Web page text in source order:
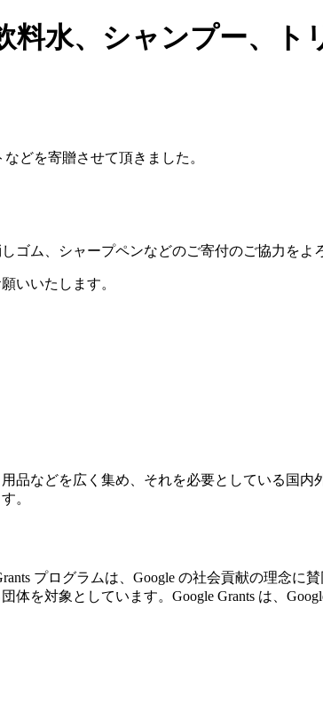
料水、シャンプー、ト
どを寄贈させて頂きました。
ム、シャープペンなどのご寄付のご協力をよ
いいたします。
品などを広く集め、それを必要としている国
。
プログラムは、Google の社会貢献の理念に
を対象としています。Google Grants は、